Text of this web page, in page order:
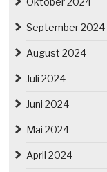
September 2024
August 2024
Juli 2024
Juni 2024
Mai 2024
April 2024